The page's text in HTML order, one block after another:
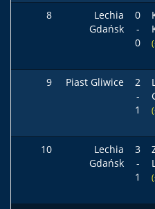
8
Lechia
Gdańsk
0
-
0
9 Piast Gliwice
2
-
1
10
Lechia
Gdańsk
3
-
1